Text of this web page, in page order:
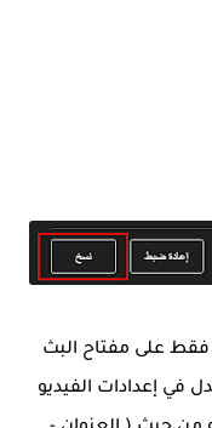
على مفتاح البث
إعدادات الفيديو